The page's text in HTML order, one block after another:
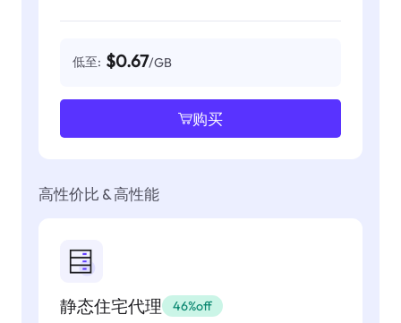
低至: $0.67/GB
购买
高性价比 & 高性能
静态住宅代理 46%off